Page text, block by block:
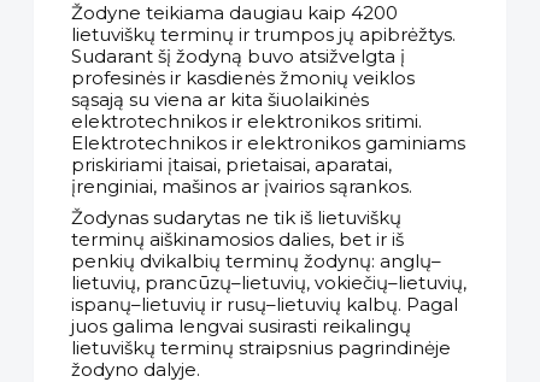
Žodyne teikiama daugiau kaip 4200
lietuviškų terminų ir trumpos jų apibrėžtys.
Sudarant šį žodyną buvo atsižvelgta į
profesinės ir kasdienės žmonių veiklos
sąsają su viena ar kita šiuolaikinės
elektrotechnikos ir elektronikos sritimi.
Elektrotechnikos ir elektronikos gaminiams
priskiriami įtaisai, prietaisai, aparatai,
įrenginiai, mašinos ar įvairios sąrankos.
Žodynas sudarytas ne tik iš lietuviškų
terminų aiškinamosios dalies, bet ir iš
penkių dvikalbių terminų žodynų: anglų–
lietuvių, prancūzų–lietuvių, vokiečių–lietuvių,
ispanų–lietuvių ir rusų–lietuvių kalbų. Pagal
juos galima lengvai susirasti reikalingų
lietuviškų terminų straipsnius pagrindinėje
žodyno dalyje.